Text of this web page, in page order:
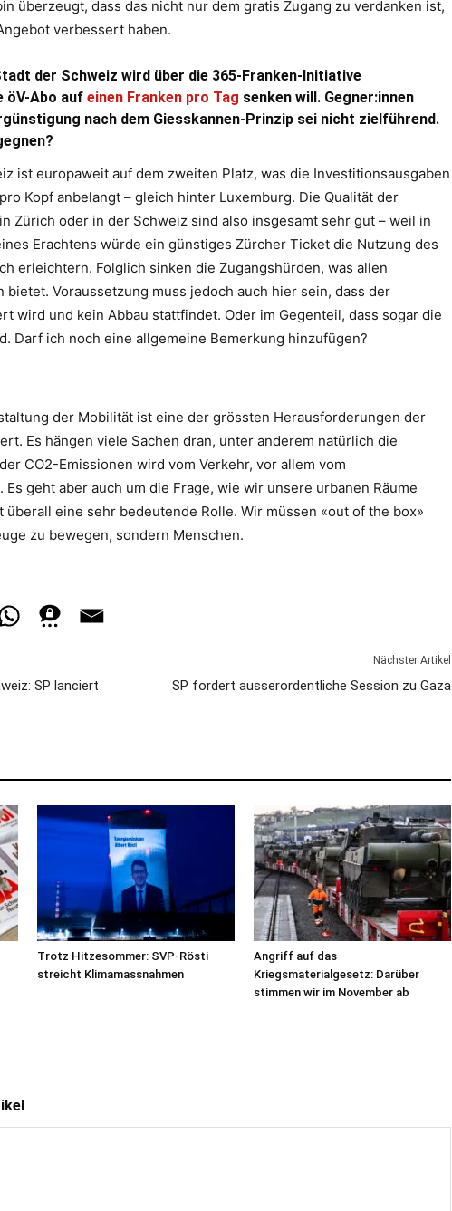
überzeugt, dass das nicht nur dem gratis Zugang zu verdanken ist,
verbessert haben.
der Schweiz wird über die 365-Franken-Initiative
öV-Abo auf einen Franken pro Tag senken will. Gegner:innen
nach dem Giesskannen-Prinzipsei nicht zielführend.
ist europaweit auf dem zweiten Platz, was die Investitionsausgaben
Kopf anbelangt – gleich hinter Luxemburg. Die Qualität der
Zürich oder in der Schweiz sind also insgesamt sehr gut – weil in
Erachtens würde ein günstiges Zürcher Ticket die Nutzung des
erleichtern. Folglich sinken die Zugangshürden, was allen
Voraussetzung muss jedoch auch hier sein, dass der
wird und kein Abbau stattfindet. Oder im Gegenteil, dass sogar die
Darf ich noch eine allgemeine Bemerkung hinzufügen?
der Mobilität ist eine der grössten Herausforderungen der
Es hängen viele Sachen dran, unter anderem natürlich die
CO2-Emissionen wird vom Verkehr, vor allem vom
geht aber auch um die Frage, wie wir unsere urbanen Räume
eine sehr bedeutende Rolle. Wir müssen «out of the box»
zu bewegen, sondern Menschen.
SP lanciert
Nächster Artikel
SP fordert ausserordentliche Session zu Gaza
Trotz Hitzesommer: SVP-Rösti
streicht Klimamassnahmen
Angriff auf das
Kriegsmaterialgesetz: Darüber
stimmen wir im November ab